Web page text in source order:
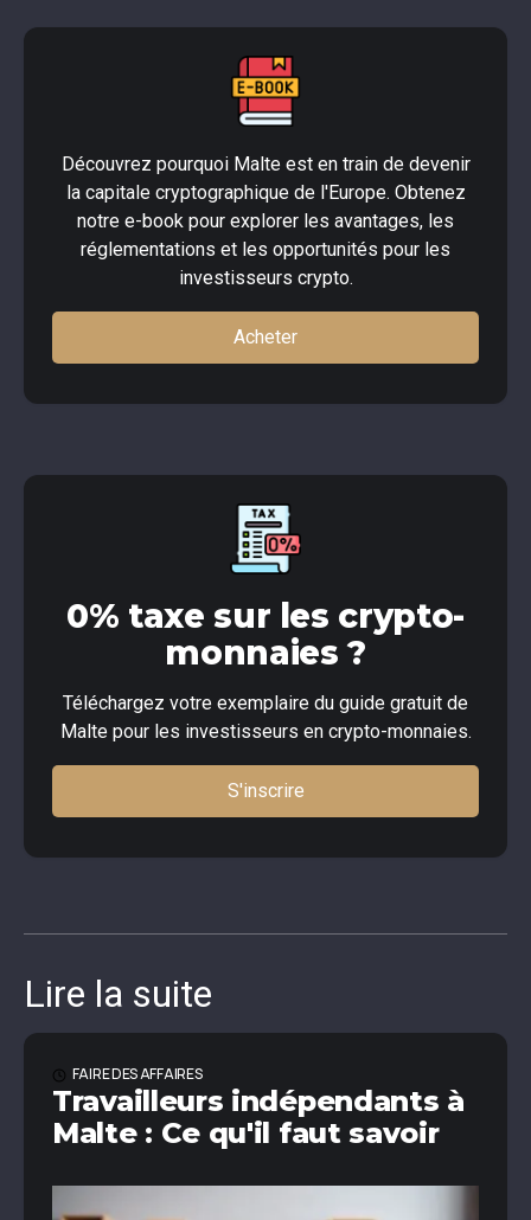
Découvrez pourquoi Malte est en train de devenir
la capitale cryptographique de l'Europe. Obtenez
notre e-book pour explorer les avantages, les
réglementations et les opportunités pour les
investisseurs crypto.
Acheter
0% taxe sur les crypto-
monnaies ?
Téléchargez votre exemplaire du guide gratuit de
Malte pour les investisseurs en crypto-monnaies.
S'inscrire
Lire la suite
FAIRE DES AFFAIRES
Travailleurs indépendants à
Malte : Ce qu'il faut savoir